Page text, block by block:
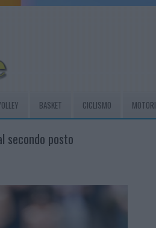
BASKET CICLISMO MOTORI
secondo posto